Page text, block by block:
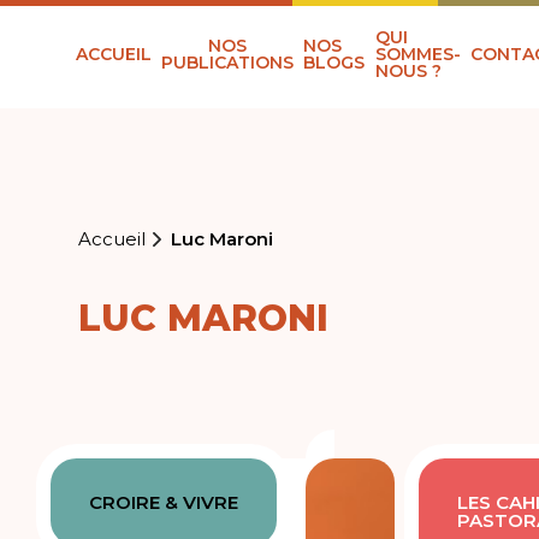
ACCUEIL NOS
PUBLICATIONS
NOS
BLOGS
QUI
SOMMES-
NOUS ?
Accueil Luc Maroni
LUC MARONI
CROIRE & VIVRE LES